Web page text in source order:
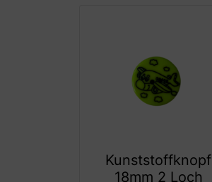
Kunststoffknopf
18mm 2 Loch